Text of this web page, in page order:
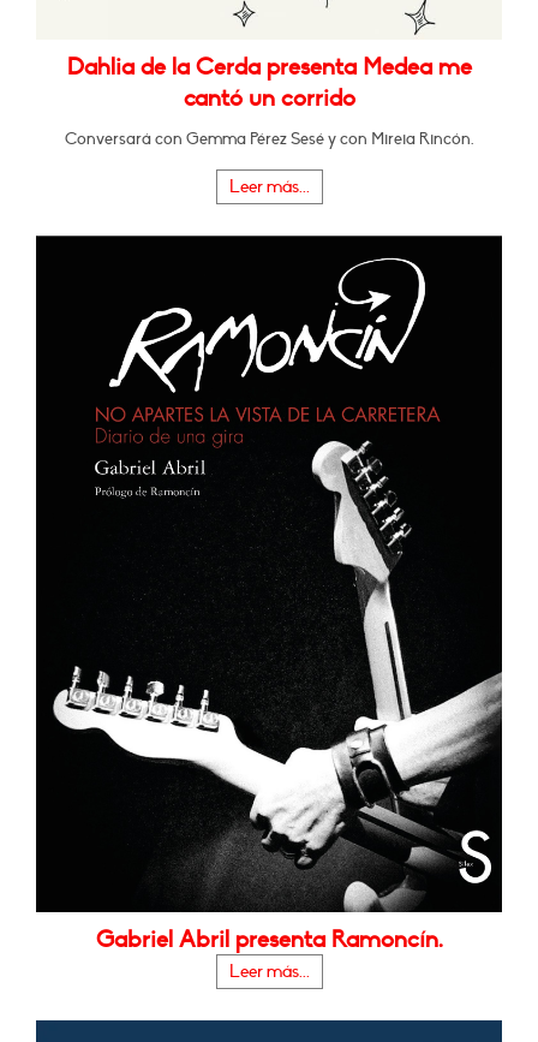
Dahlia de la Cerda presenta Medea me
cantó un corrido
Conversará con Gemma Pérez Sesé y con Mireia Rincón.
Leer más...
Gabriel Abril presenta Ramoncín.
Leer más...